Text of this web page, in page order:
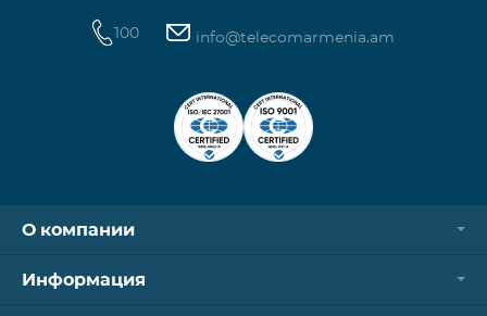
100 info@telecomarmenia.am
О компании
Информация